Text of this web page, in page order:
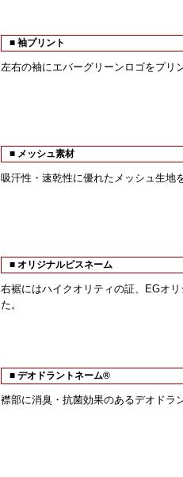
■ 袖プリント
左右の袖にエバーグリーンロゴをプリン
■ メッシュ素材
吸汗性・速乾性に優れたメッシュ生地
■ オリジナルピスネーム
右裾にはハイクオリティの証、EGオ
た。
■ デオドラントネーム®
襟部に消臭・抗菌効果のあるデオドラ